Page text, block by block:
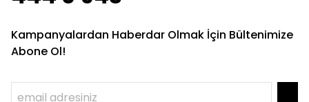
Kampanyalardan Haberdar Olmak İçin Bültenimize
Abone Ol!